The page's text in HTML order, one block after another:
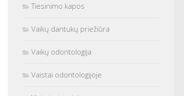
Tiesinimo kapos
Vaikų dantukų priežiūra
Vaikų odontologija
Vaistai odontologijoje